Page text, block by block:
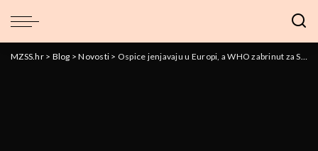
MZSS.hr> Blog >Novosti > Ospice jenjavaju u Europi, a WHO zabrinut za Sjevernu Ameriku